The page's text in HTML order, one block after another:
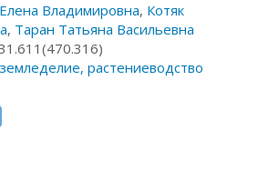
Владимировна, Котяк
, Таран Татьяна Васильевна
растениеводство